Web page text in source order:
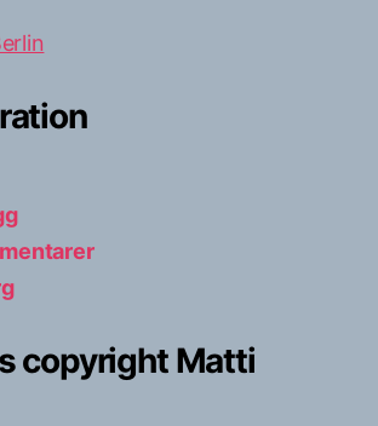
copyright Matti